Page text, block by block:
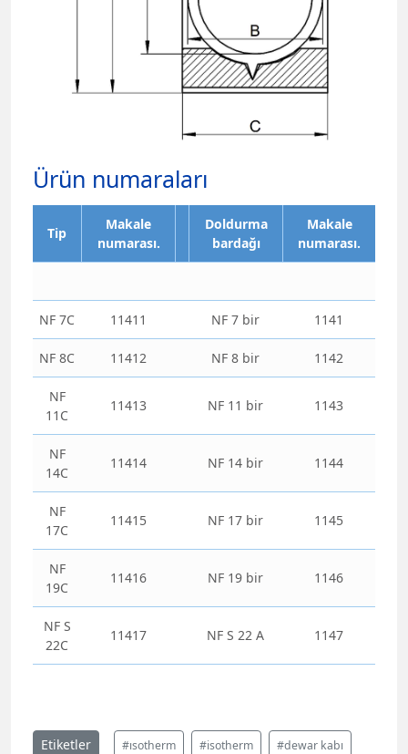
Ürün numaraları
Tip
Makale
numarası.
Doldurma
bardağı
Makale
numarası.
NF 7C 11411 NF 7 bir 1141
NF 8C 11412 NF 8 bir 1142
NF
11C
11413 NF 11 bir 1143
NF
14C
11414 NF 14 bir 1144
NF
17C
11415 NF 17 bir 1145
NF
19C
11416 NF 19 bir 1146
NF S
22C
11417 NF S 22 A 1147
Etiketler #ısotherm #isotherm #dewar kabı